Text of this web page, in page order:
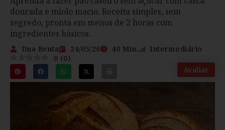
dourada e miolo macio. Receita simples, sem
segredo, pronta em menos de 2 horas com
ingredientes básicos.
Dna Benta 24/05/26 40 Min.
Intermediário
0 (0)
Avaliar